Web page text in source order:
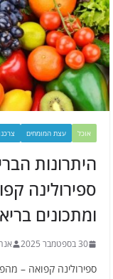
אוכל עצת המומחים
היתרונות
ספירולינה
ומתכונים
30 בספטמבר 2025
ספירולינה קפואה –